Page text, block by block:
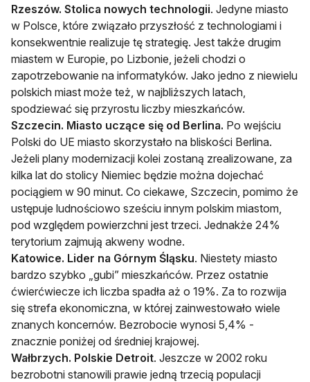
Rzeszów. Stolica nowych technologii. Jedyne miasto
w Polsce, które związało przyszłość z technologiami i
konsekwentnie realizuje tę strategię. Jest także drugim
miastem w Europie, po Lizbonie, jeżeli chodzi o
zapotrzebowanie na informatyków. Jako jedno z niewielu
polskich miast może też, w najbliższych latach,
spodziewać się przyrostu liczby mieszkańców.
Szczecin. Miasto uczące się od Berlina. Po wejściu
Polski do UE miasto skorzystało na bliskości Berlina.
Jeżeli plany modernizacji kolei zostaną zrealizowane, za
kilka lat do stolicy Niemiec będzie można dojechać
pociągiem w 90 minut. Co ciekawe, Szczecin, pomimo że
ustępuje ludnościowo sześciu innym polskim miastom,
pod względem powierzchni jest trzeci. Jednakże 24%
terytorium zajmują akweny wodne.
Katowice. Lider na Górnym Śląsku. Niestety miasto
bardzo szybko „gubi” mieszkańców. Przez ostatnie
ćwierćwiecze ich liczba spadła aż o 19%. Za to rozwija
się strefa ekonomiczna, w której zainwestowało wiele
znanych koncernów. Bezrobocie wynosi 5,4% -
znacznie poniżej od średniej krajowej.
Wałbrzych. Polskie Detroit. Jeszcze w 2002 roku
bezrobotni stanowili prawie jedną trzecią populacji